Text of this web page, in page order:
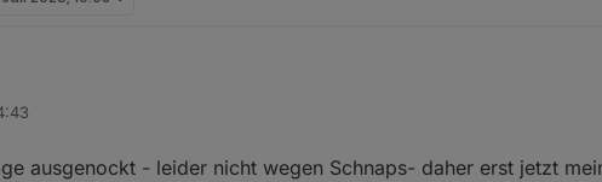
ausgenockt - leider nicht wegen Schnaps- daher erst jetzt